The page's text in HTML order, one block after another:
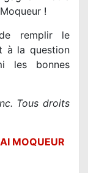
!
remplir le
à la question
les bonnes
Tous droits
MOQUEUR